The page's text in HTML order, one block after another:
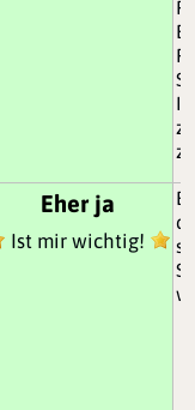
Eher ja
Ist mir wichtig!